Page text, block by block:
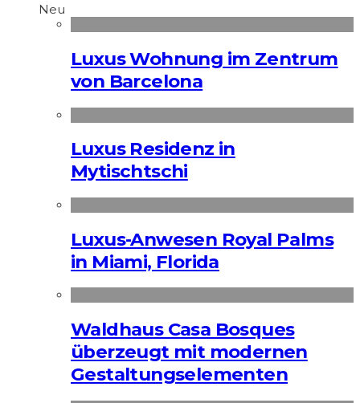
Neu
Luxus Wohnung im Zentrum
von Barcelona
Luxus Residenz in
Mytischtschi
Luxus-Anwesen Royal Palms
in Miami, Florida
Waldhaus Casa Bosques
überzeugt mit modernen
Gestaltungselementen